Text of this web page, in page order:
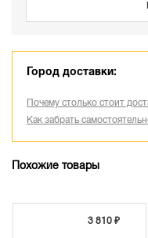
Город доставки:
Почему столько стоит
Как забрать
Похожие товары
3 810 ₽